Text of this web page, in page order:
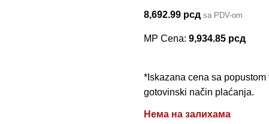
8,692.99 рсд sa PDV-om
MP Cena: 9,934.85 рсд
*Iskazana cena sa
gotovinski način plaćanja.
Нема на залихама